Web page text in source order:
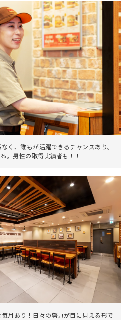
く、誰もが活躍できるチャンスあり。
。男性の取得実績者も！！
月あり！日々の努力が目に見える形で